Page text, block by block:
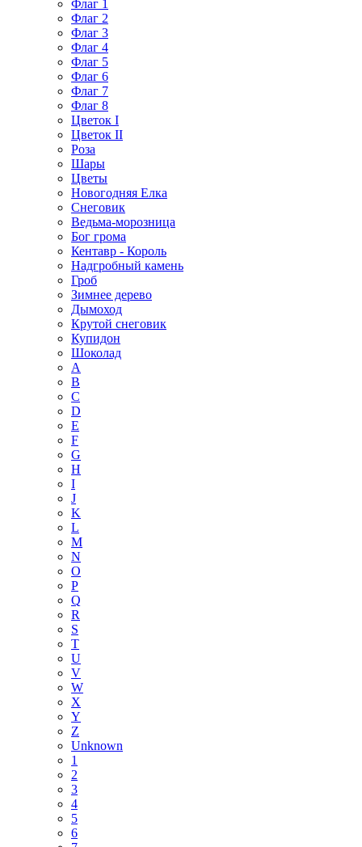
Флаг 1
Флаг 2
Флаг 3
Флаг 4
Флаг 5
Флаг 6
Флаг 7
Флаг 8
Цветок I
Цветок II
Роза
Шары
Цветы
Новогодняя Елка
Снеговик
Ведьма-морозница
Бог грома
Кентавр - Король
Надгробный камень
Гроб
Зимнее дерево
Дымоход
Крутой снеговик
Купидон
Шоколад
A
B
C
D
E
F
G
H
I
J
K
L
M
N
O
P
Q
R
S
T
U
V
W
X
Y
Z
Unknown
1
2
3
4
5
6